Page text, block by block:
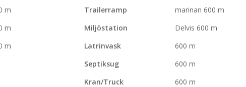
m
m
m
Trailerramp
marinan 600 m
Miljöstation
Delvis 600 m
Latrinvask
600 m
Septiksug
600 m
Kran/Truck
600 m